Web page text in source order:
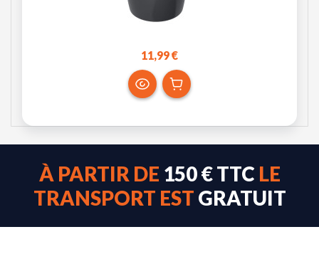
11,99 €
À PARTIR DE 150 € TTC LE
TRANSPORT EST GRATUIT